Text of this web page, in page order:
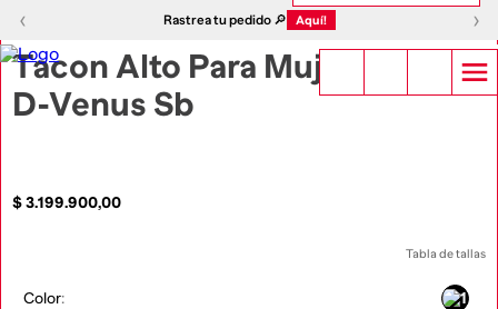
‹ Rastrea tu pedido 🔎 Aquí! ›
‹ ›
Tacon Alto Para Mujer
D-Venus Sb
$3.199.900,00
Tabla de tallas
Color: